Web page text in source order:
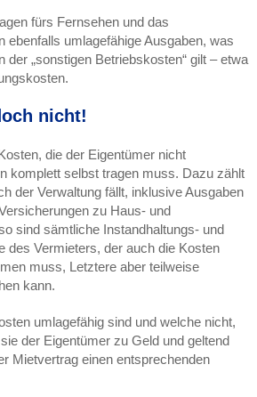
fürs Fernsehen und das
ebenfalls umlagefähige Ausgaben, was
der „sonstigen Betriebskosten“ gilt – etwa
nicht!
die der Eigentümer nicht
komplett selbst tragen muss. Dazu zählt
der Verwaltung fällt, inklusive Ausgaben
zu Haus- und
sind sämtliche Instandhaltungs- und
des Vermieters, der auch die Kosten
muss, Letztere aber teilweise
kann.
umlagefähig sind und welche nicht,
der Eigentümer zu Geld und geltend
Mietvertrag einen entsprechenden